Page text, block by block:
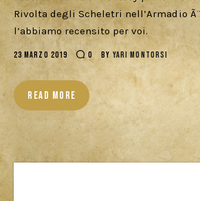
Libri e fumetti
Cercatori
Download
Rivolta degli Scheletri nell’Armadio
l’abbiamo recensito per voi.
23 MARZO 2019 0 BY YARI MONTORSI
READ MORE